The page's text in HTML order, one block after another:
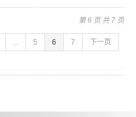
第 6 页 共 7 页
... 5 6 7 下一页